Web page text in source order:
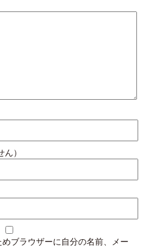
）
ブラウザーに自分の名前、メー